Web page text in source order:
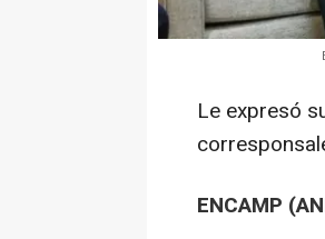
Le expresó
ENCAMP